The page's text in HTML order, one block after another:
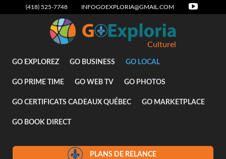
(418) 525-7748 INFOGOEXPLORIA@GMAIL.COM
Culturel
GO EXPLOREZ GO BUSINESS GO LOCAL
GO PRIME TIME GO WEB TV GO PHOTOS
GO CERTIFICATS CADEAUX QUÉBEC GO MARKETPLACE
GO BOOK DIRECT
PLANS DE RELANCE